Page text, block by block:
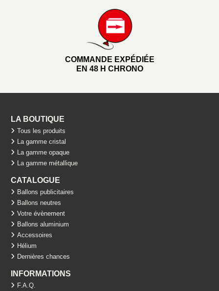
COMMANDE EXPÉDIÉE
EN 48 H CHRONO
LA BOUTIQUE
Tous les produits
La gamme cristal
La gamme opaque
La gamme métallique
CATALOGUE
Ballons publicitaires
Ballons neutres
Votre évènement
Ballons aluminium
Accessoires
Hélium
Dernières chances
INFORMATIONS
F.A.Q.